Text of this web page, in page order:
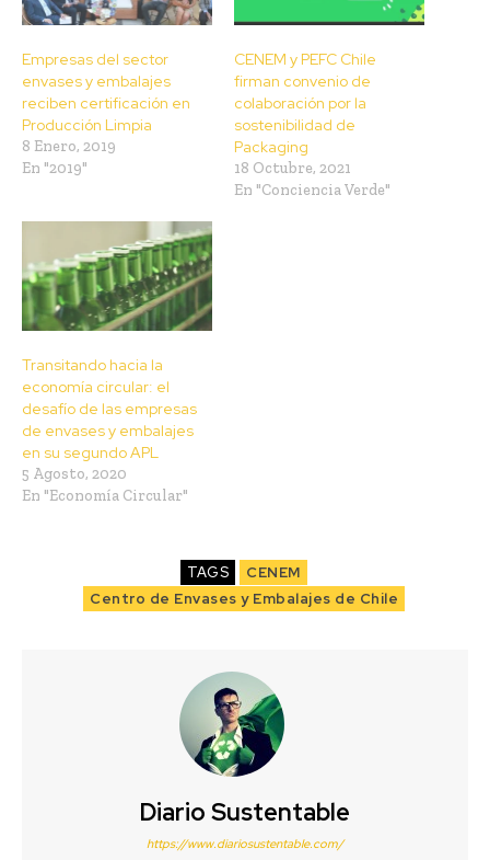
Empresas del sector
envases y embalajes
reciben certificación en
Producción Limpia
8 Enero, 2019
En "2019"
CENEM y PEFC Chile
firman convenio de
colaboración por la
sostenibilidad de
Packaging
18 Octubre, 2021
En "Conciencia Verde"
Transitando hacia la
economía circular: el
desafío de las empresas
de envases y embalajes
en su segundo APL
5 Agosto, 2020
En "Economía Circular"
TAGS
CENEM
Centro de Envases y Embalajes de Chile
Diario Sustentable
https://www.diariosustentable.com/